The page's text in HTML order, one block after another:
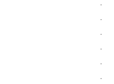
·
·
·
·
·
·